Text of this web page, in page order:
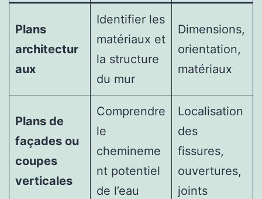
Plans
architectur
aux
Identifier les
matériaux et
la structure
du mur
Dimensions,
orientation,
matériaux
Plans de
façades ou
coupes
verticales
Comprendre
le
chemineme
nt potentiel
de l’eau
Localisation
des
fissures,
ouvertures,
joints